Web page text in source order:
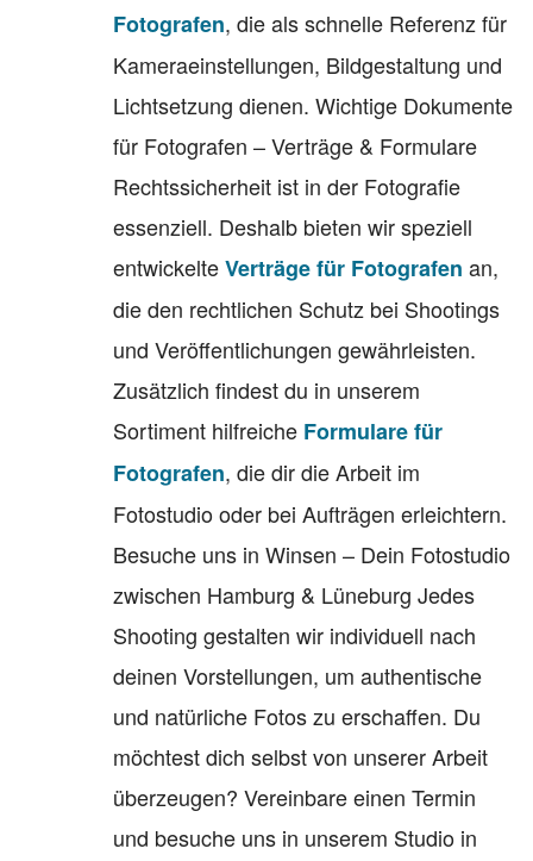
Fotografen, die als schnelle Referenz für
Kameraeinstellungen, Bildgestaltung und
Lichtsetzung dienen. Wichtige Dokumente
für Fotografen – Verträge & Formulare
Rechtssicherheit ist in der Fotografie
essenziell. Deshalb bieten wir speziell
entwickelteVerträge für Fotografen an,
die den rechtlichen Schutz bei Shootings
und Veröffentlichungen gewährleisten.
Zusätzlich findest du in unserem
Sortiment hilfreiche Formulare für
Fotografen, die dir die Arbeit im
Fotostudio oder bei Aufträgen erleichtern.
Besuche uns in Winsen – Dein Fotostudio
zwischen Hamburg & Lüneburg Jedes
Shooting gestalten wir individuell nach
deinen Vorstellungen, um authentische
und natürliche Fotos zu erschaffen. Du
möchtest dich selbst von unserer Arbeit
überzeugen? Vereinbare einen Termin
und besuche uns in unserem Studio in